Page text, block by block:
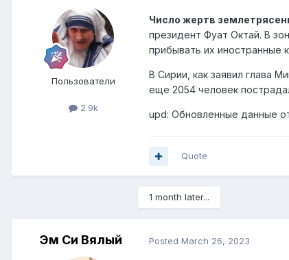
Пользователи
2.9k
Число жертв
президент Фуат Октай. В
прибывать их иностранные
В Сирии, как заявил глава
еще 2054 человек
upd: Обновленные данные
Quote
1 month later...
Эм Си Вялый Posted March 26, 2023